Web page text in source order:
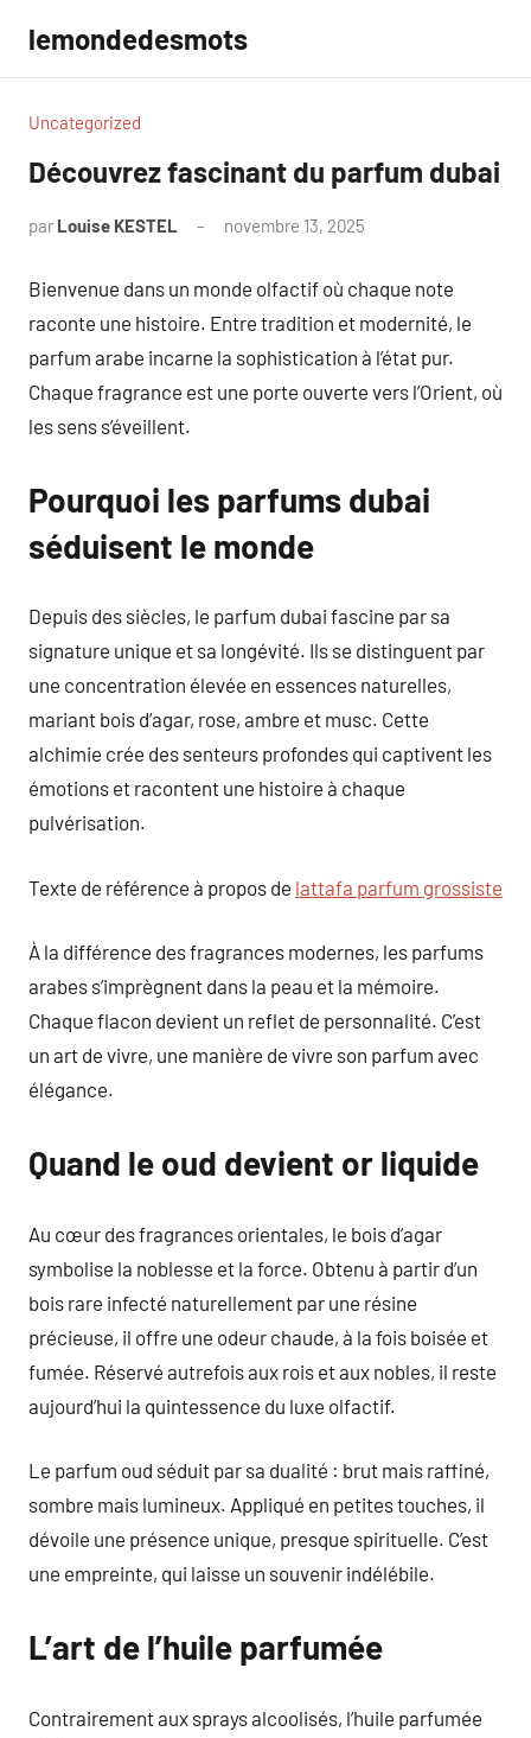
contenu
lemondedesmots
Uncategorized
Découvrez fascinant du parfum dubai
par Louise KESTEL novembre 13, 2025
Bienvenue dans un monde olfactif où chaque note
raconte une histoire. Entre tradition et modernité, le
parfum arabe incarne la sophistication à l’état pur.
Chaque fragrance est une porte ouverte vers l’Orient, où
les sens s’éveillent.
Pourquoi les parfums dubai
séduisent le monde
Depuis des siècles, le parfum dubai fascine par sa
signature unique et sa longévité. Ils se distinguent par
une concentration élevée en essences naturelles,
mariant bois d’agar, rose, ambre et musc. Cette
alchimie crée des senteurs profondes qui captivent les
émotions et racontent une histoire à chaque
pulvérisation.
Texte de référence à propos de lattafa parfum grossiste
À la différence des fragrances modernes, les parfums
arabes s’imprègnent dans la peau et la mémoire.
Chaque flacon devient un reflet de personnalité. C’est
un art de vivre, une manière de vivre son parfum avec
élégance.
Quand le oud devient or liquide
Au cœur des fragrances orientales, le bois d’agar
symbolise la noblesse et la force. Obtenu à partir d’un
bois rare infecté naturellement par une résine
précieuse, il offre une odeur chaude, à la fois boisée et
fumée. Réservé autrefois aux rois et aux nobles, il reste
aujourd’hui la quintessence du luxe olfactif.
Le parfum oud séduit par sa dualité : brut mais raffiné,
sombre mais lumineux. Appliqué en petites touches, il
dévoile une présence unique, presque spirituelle. C’est
une empreinte, qui laisse un souvenir indélébile.
L’art de l’huile parfumée
Contrairement aux sprays alcoolisés, l’huile parfumée